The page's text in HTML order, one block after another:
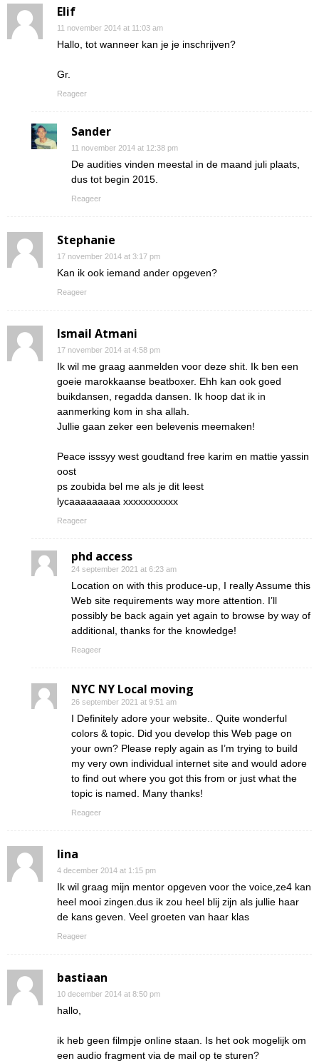
Elif
11 november 2014 at 11:03 am
Hallo, tot wanneer kan je je inschrijven?
Gr.
Reageer
Sander
11 november 2014 at 12:38 pm
De audities vinden meestal in de maand juli plaats,
dus tot begin 2015.
Reageer
Stephanie
17 november 2014 at 3:17 pm
Kan ik ook iemand ander opgeven?
Reageer
Ismail Atmani
17 november 2014 at 4:58 pm
Ik wil me graag aanmelden voor deze shit. Ik ben een
goeie marokkaanse beatboxer. Ehh kan ook goed
buikdansen, regadda dansen. Ik hoop dat ik in
aanmerking kom in sha allah.
Jullie gaan zeker een belevenis meemaken!
Peace isssyy west goudtand free karim en mattie yassin
oost
ps zoubida bel me als je dit leest
lycaaaaaaaaa xxxxxxxxxxx
Reageer
phd access
24 september 2021 at 6:23 am
Location on with this produce-up, I really Assume this
Web site requirements way more attention. I’ll
possibly be back again yet again to browse by way of
additional, thanks for the knowledge!
Reageer
NYC NY Local moving
26 september 2021 at 9:51 am
I Definitely adore your website.. Quite wonderful
colors & topic. Did you develop this Web page on
your own? Please reply again as I’m trying to build
my very own individual internet site and would adore
to find out where you got this from or just what the
topic is named. Many thanks!
Reageer
lina
4 december 2014 at 1:15 pm
Ik wil graag mijn mentor opgeven voor the voice,ze4 kan
heel mooi zingen.dus ik zou heel blij zijn als jullie haar
de kans geven. Veel groeten van haar klas
Reageer
bastiaan
10 december 2014 at 8:50 pm
hallo,
ik heb geen filmpje online staan. Is het ook mogelijk om
een audio fragment via de mail op te sturen?